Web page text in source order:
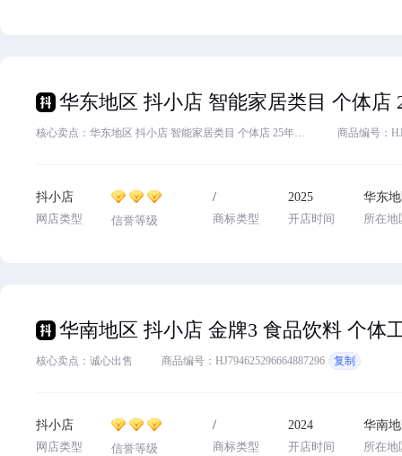
核心卖点：华东地区 抖小店 智能家居类目 个体店 25年入驻 主体变更 欢迎咨询 商品编号：
抖小店
网店类型
信誉等级
/
商标类型
2025
开店时间
华东
所在地
核心卖点：诚心出售 商品编号：HJ794625296664887296 复制
抖小店
网店类型
信誉等级
/
商标类型
2024
开店时间
华南
所在地